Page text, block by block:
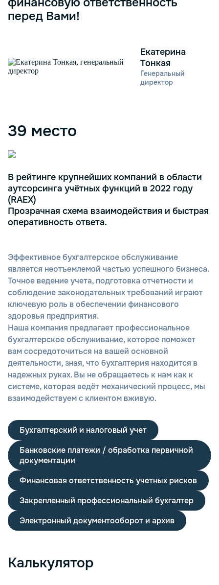
перед Вами!
Екатерина
Тонкая
Генеральный
директор
39 место
В рейтинге крупнейших компаний в области
аутсорсинга учётных функций в 2022 году
(RAEX)
Прозрачная схема взаимодействия и быстрая
оперативность ответа.
Эффективное бухгалтерское обслуживание
является неотъемлемой частью успешного бизнеса.
Точное ведение учета, подготовка отчетности и
соблюдение законодательных требований играют
ключевую роль в обеспечении финансового
здоровья предприятия.
Наша компания предлагает профессиональное
бухгалтерское обслуживание, которое поможет
вам сосредоточиться на вашей основной
деятельности, зная, что бухгалтерия находится в
надежных руках. Вы не обращаетесь к нам как к
системе, которая ведёт механический процесс, мы
взаимодействуем с клиентом вживую.
Бухгалтерский и налоговый учет
Банковские платежи / обработка первичной
документации
Финансовая ответственность учетных рисков
Закрепленный профессиональный бухгалтер
Электронный документооборот и архив
Калькулятор